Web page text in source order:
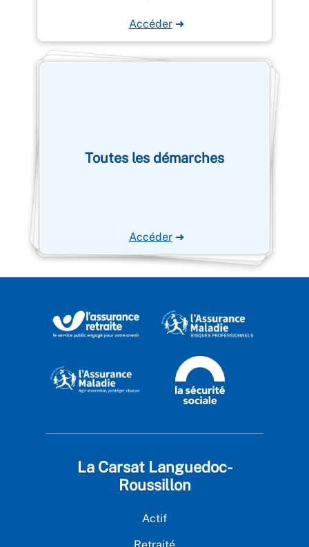
Accéder ➜
Toutes les démarches
Accéder ➜
La Carsat Languedoc-
Roussillon
Actif
Retraité